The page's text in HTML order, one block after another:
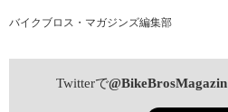
バイクブロス・マガジンズ編集部
Twitterで@BikeBrosMagazin